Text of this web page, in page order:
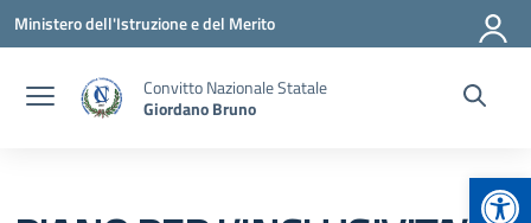
Vai ai contenuti
Vai al menu di navigazione
Vai al footer
Ministero dell'Istruzione e del Merito
Convitto Nazionale Statale
Giordano Bruno